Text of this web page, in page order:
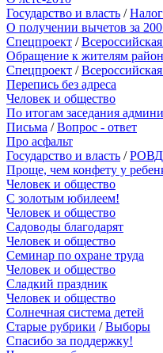
Государство и власть /
О получении вычетов за
Спецпроект /
Обращение к жителям
Спецпроект /
Перепись без адреса
Человек и общество
По итогам заседания
Письма /Вопрос - ответ
Про асфальт
Государство и власть /РОВД
Проще, чем конфету у
Человек и общество
С золотым юбилеем!
Человек и общество
Садоводы благодарят
Человек и общество
Семинар по охране труда
Человек и общество
Сладкий праздник
Человек и общество
Солнечная система детей
Старые рубрики /Выборы
Спасибо за поддержку!